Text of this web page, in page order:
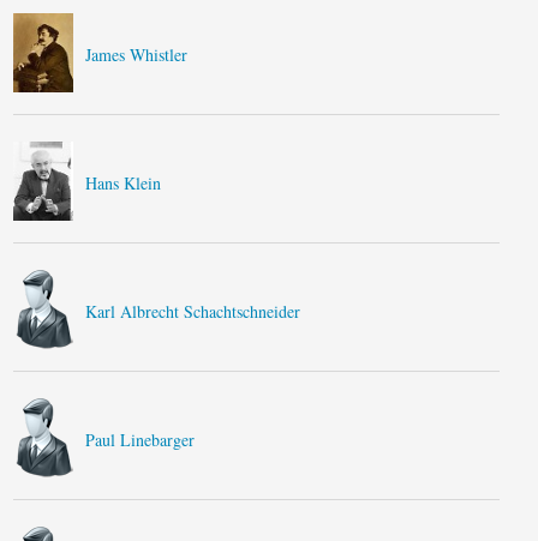
James Whistler
Hans Klein
Karl Albrecht Schachtschneider
Paul Linebarger